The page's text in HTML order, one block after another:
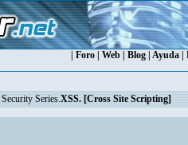
Foro Web Blog Ayuda
Security Series.XSS. [Cross Site Scripting]